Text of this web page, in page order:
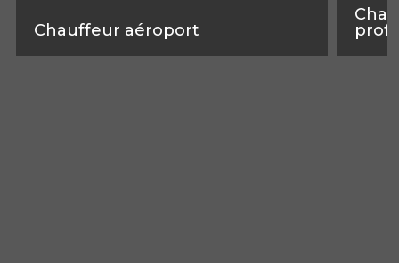
aéroport
Chauffeur